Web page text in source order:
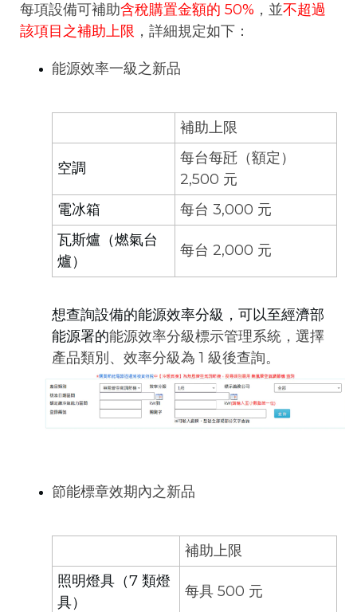
每項設備可補助含稅購置金額的 50% ，並不超過
該項目之補助上限 ，詳細規定如下：
能源效率一級之新品
補助上限
空調
每台每瓩（額定）
2,500 元
電冰箱
每台 3,000 元
瓦斯爐（燃氣台
爐）
每台 2,000 元
想查詢設備的能源效率分級，可以至經濟部
能源署的能源效率分級標示管理系統 ，選擇
產品類別、效率分級為 1 級後查詢。
節能標章效期內之新品
補助上限
照明燈具（7 類燈
具）
每具 500 元